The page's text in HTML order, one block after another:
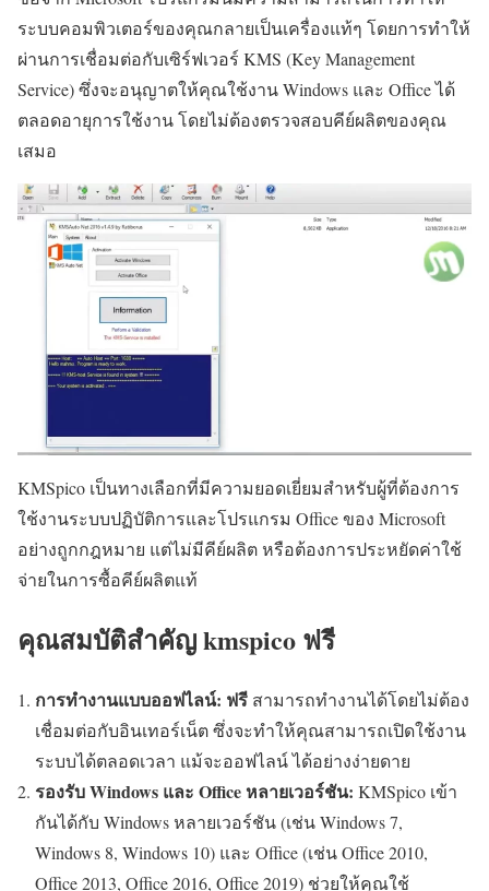
ระบบคอมพิวเตอร์ของคุณกลายเป็นเครื่องแท้ๆ โดยการทำให้
ผ่านการเชื่อมต่อกับเซิร์ฟเวอร์ KMS (Key Management
Service) ซึ่งจะอนุญาตให้คุณใช้งาน Windows และ Office ได้
ตลอดอายุการใช้งาน โดยไม่ต้องตรวจสอบคีย์ผลิตของคุณ
เสมอ
KMSpico เป็นทางเลือกที่มีความยอดเยี่ยมสำหรับผู้ที่ต้องการ
ใช้งานระบบปฏิบัติการและโปรแกรม Office ของ Microsoft
อย่างถูกกฎหมาย แต่ไม่มีคีย์ผลิต หรือต้องการประหยัดค่าใช้
จ่ายในการซื้อคีย์ผลิตแท้
คุณสมบัติสำคัญ kmspico ฟรี
การทำงานแบบออฟไลน์: ฟรี สามารถทำงานได้โดยไม่ต้อง
เชื่อมต่อกับอินเทอร์เน็ต ซึ่งจะทำให้คุณสามารถเปิดใช้งาน
ระบบได้ตลอดเวลา แม้จะออฟไลน์ ได้อย่างง่ายดาย
รองรับ Windows และ Office หลายเวอร์ชัน: KMSpico เข้า
กันได้กับ Windows หลายเวอร์ชัน (เช่น Windows 7,
Windows 8, Windows 10) และ Office (เช่น Office 2010,
Office 2013, Office 2016, Office 2019) ช่วยให้คุณใช้